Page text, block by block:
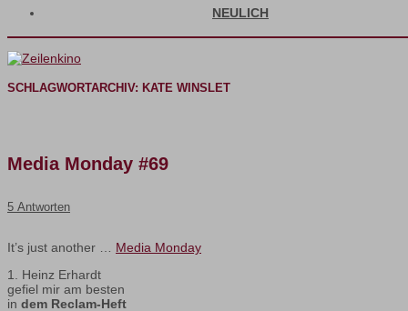
NEULICH
SCHLAGWORTARCHIV: KATE WINSLET
Media Monday #69
5 Antworten
It’s just another … Media Monday
1. Heinz Erhardt
gefiel mir am besten
in dem Reclam-Heft